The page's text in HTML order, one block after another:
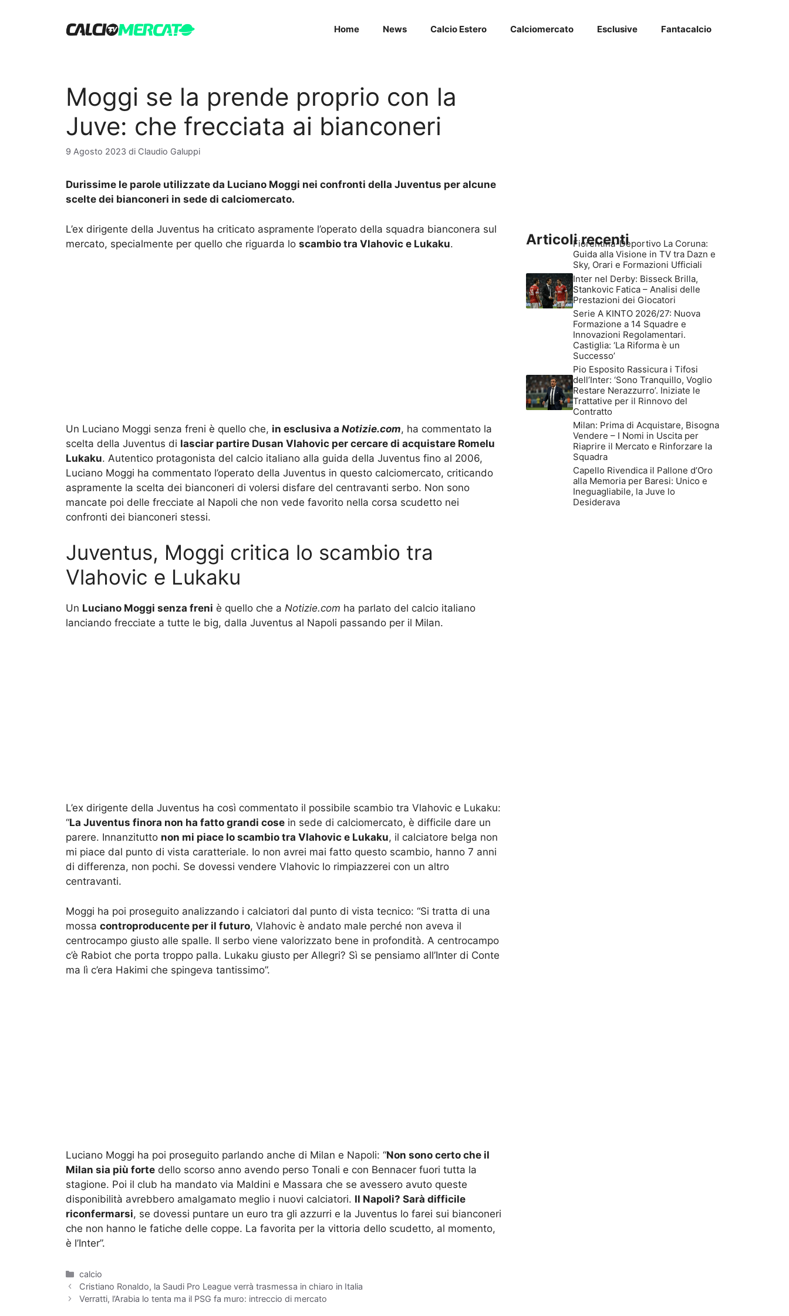
Home News Calcio Estero Calciomercato Esclusive Fantacalcio
Moggi se la prende proprio con la
Juve: che frecciata ai bianconeri
9 Agosto 2023 di Claudio Galuppi
Durissime le parole utilizzate da Luciano Moggi nei confronti della Juventus per alcune
scelte dei bianconeri in sede di calciomercato.
L’ex dirigente della Juventus ha criticato aspramente l’operato della squadra bianconera sul
mercato, specialmente per quello che riguarda lo scambio tra Vlahovic e Lukaku.
Un Luciano Moggi senza freni è quello che, in esclusiva a Notizie.com, ha commentato la
scelta della Juventus di lasciar partire Dusan Vlahovic per cercare di acquistare Romelu
Lukaku. Autentico protagonista del calcio italiano alla guida della Juventus fino al 2006,
Luciano Moggi ha commentato l’operato della Juventus in questo calciomercato, criticando
aspramente la scelta dei bianconeri di volersi disfare del centravanti serbo. Non sono
mancate poi delle frecciate al Napoli che non vede favorito nella corsa scudetto nei
confronti dei bianconeri stessi.
Juventus, Moggi critica lo scambio tra
Vlahovic e Lukaku
Un Luciano Moggi senza freni è quello che a Notizie.com ha parlato del calcio italiano
lanciando frecciate a tutte le big, dalla Juventus al Napoli passando per il Milan.
L’ex dirigente della Juventus ha così commentato il possibile scambio tra Vlahovic e Lukaku:
“La Juventus finora non ha fatto grandi cose in sede di calciomercato, è difficile dare un
parere. Innanzitutto non mi piace lo scambio tra Vlahovic e Lukaku, il calciatore belga non
mi piace dal punto di vista caratteriale. Io non avrei mai fatto questo scambio, hanno 7 anni
di differenza, non pochi. Se dovessi vendere Vlahovic lo rimpiazzerei con un altro
centravanti.
Moggi ha poi proseguito analizzando i calciatori dal punto di vista tecnico: “Si tratta di una
mossa controproducente per il futuro, Vlahovic è andato male perché non aveva il
centrocampo giusto alle spalle. Il serbo viene valorizzato bene in profondità. A centrocampo
c’è Rabiot che porta troppo palla. Lukaku giusto per Allegri? Sì se pensiamo all’Inter di Conte
ma lì c’era Hakimi che spingeva tantissimo”.
Luciano Moggi ha poi proseguito parlando anche di Milan e Napoli: “Non sono certo che il
Milan sia più forte dello scorso anno avendo perso Tonali e con Bennacer fuori tutta la
stagione. Poi il club ha mandato via Maldini e Massara che se avessero avuto queste
disponibilità avrebbero amalgamato meglio i nuovi calciatori. Il Napoli? Sarà difficile
riconfermarsi, se dovessi puntare un euro tra gli azzurri e la Juventus lo farei sui bianconeri
che non hanno le fatiche delle coppe. La favorita per la vittoria dello scudetto, al momento,
è l’Inter”.
Categorie
calcio
Cristiano Ronaldo, la Saudi Pro League verrà trasmessa in chiaro in Italia
Verratti, l’Arabia lo tenta ma il PSG fa muro: intreccio di mercato
Articoli recenti
Fiorentina-Deportivo La Coruna:
Guida alla Visione in TV tra Dazn e
Sky, Orari e Formazioni Ufficiali
Inter nel Derby: Bisseck Brilla,
Stankovic Fatica – Analisi delle
Prestazioni dei Giocatori
Serie A KINTO 2026/27: Nuova
Formazione a 14 Squadre e
Innovazioni Regolamentari.
Castiglia: ‘La Riforma è un
Successo’
Pio Esposito Rassicura i Tifosi
dell’Inter: ‘Sono Tranquillo, Voglio
Restare Nerazzurro’. Iniziate le
Trattative per il Rinnovo del
Contratto
Milan: Prima di Acquistare, Bisogna
Vendere – I Nomi in Uscita per
Riaprire il Mercato e Rinforzare la
Squadra
Capello Rivendica il Pallone d’Oro
alla Memoria per Baresi: Unico e
Ineguagliabile, la Juve lo
Desiderava